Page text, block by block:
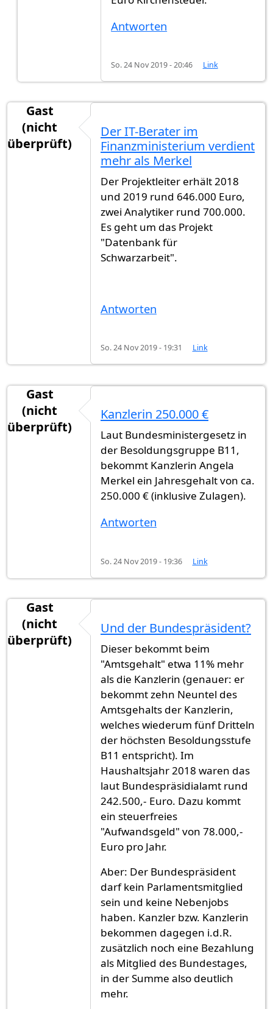
Antworten
So. 24 Nov 2019 - 20:46 Link
Gast
(nicht
überprüft)
Der IT-Berater im
Finanzministerium verdient
mehr als Merkel
Der Projektleiter erhält 2018
und 2019 rund 646.000 Euro,
zwei Analytiker rund 700.000.
Es geht um das Projekt
"Datenbank für
Schwarzarbeit".
Antworten
So. 24 Nov 2019 - 19:31 Link
Gast
(nicht
überprüft)
Kanzlerin 250.000 €
Laut Bundesministergesetz in
der Besoldungsgruppe B11,
bekommt Kanzlerin Angela
Merkel ein Jahresgehalt von ca.
250.000 € (inklusive Zulagen).
Antworten
So. 24 Nov 2019 - 19:36 Link
Gast
(nicht
überprüft)
Und der Bundespräsident?
Dieser bekommt beim
"Amtsgehalt" etwa 11% mehr
als die Kanzlerin (genauer: er
bekommt zehn Neuntel des
Amtsgehalts der Kanzlerin,
welches wiederum fünf Dritteln
der höchsten Besoldungsstufe
B11 entspricht). Im
Haushaltsjahr 2018 waren das
laut Bundespräsidialamt rund
242.500,- Euro. Dazu kommt
ein steuerfreies
"Aufwandsgeld" von 78.000,-
Euro pro Jahr.
Aber: Der Bundespräsident
darf kein Parlamentsmitglied
sein und keine Nebenjobs
haben. Kanzler bzw. Kanzlerin
bekommen dagegen i.d.R.
zusätzlich noch eine Bezahlung
als Mitglied des Bundestages,
in der Summe also deutlich
mehr.